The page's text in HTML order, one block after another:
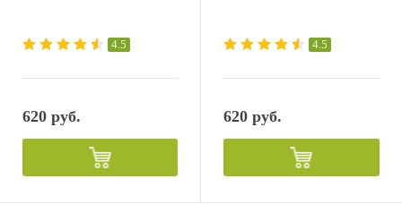
4.5
620 руб.
4.5
620 руб.